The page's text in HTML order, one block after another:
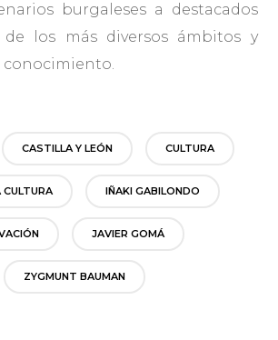
burgaleses a destacados
de los más diversos ámbitos y
conocimiento.
CASTILLA Y LEÓN CULTURA
CULTURA IÑAKI GABILONDO
JAVIER GOMÁ
ZYGMUNT BAUMAN